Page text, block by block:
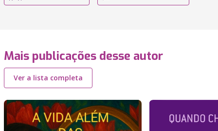
Mais publicações desse autor
Ver a lista completa